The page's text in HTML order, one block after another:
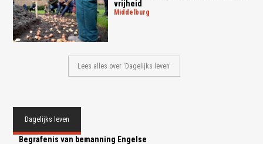
vrijheid
middelburg
Lees alles over 'Dagelijks leven'
Dagelijks leven
Begrafenis van bemanning Engelse